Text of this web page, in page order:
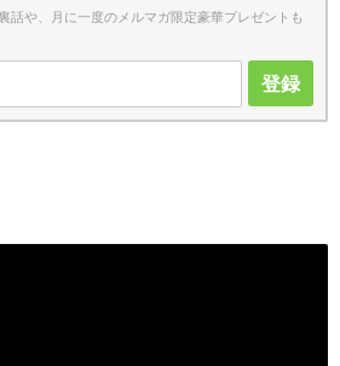
話や、月に一度のメルマガ限定豪華プレゼントも
登録